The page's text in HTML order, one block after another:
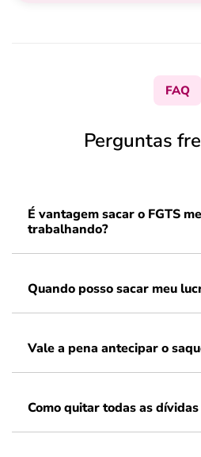
FAQ
Perguntas
É vantagem sacar o FGTS
trabalhando?
Quando posso sacar meu
Vale a pena antecipar o
Como quitar todas as dívidas